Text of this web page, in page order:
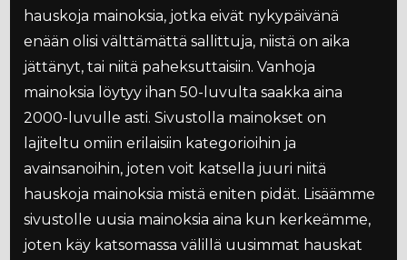
hauskoja mainoksia, jotka eivät nykypäivänä
enään olisi välttämättä sallittuja, niistä on aika
jättänyt, tai niitä paheksuttaisiin. Vanhoja
mainoksia löytyy ihan 50-luvulta saakka aina
2000-luvulle asti. Sivustolla mainokset on
lajiteltu omiin erilaisiin kategorioihin ja
avainsanoihin, joten voit katsella juuri niitä
hauskoja mainoksia mistä eniten pidät. Lisäämme
sivustolle uusia mainoksia aina kun kerkeämme,
joten käy katsomassa välillä uusimmat hauskat